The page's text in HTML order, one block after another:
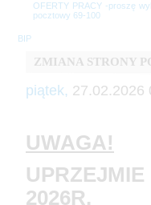
OFERTY PRACY -proszę
pocztowy 69-100
BIP
ZMIANA STRONY
piątek, 27.02.2026
UWAGA!
2026R.